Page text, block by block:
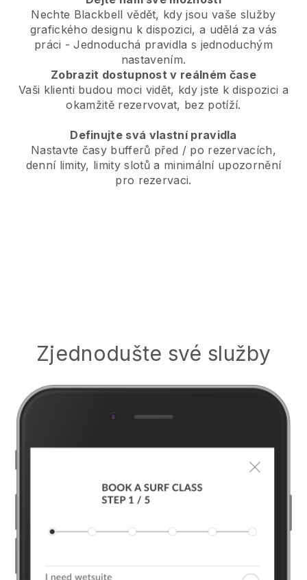
Nechte Blackbell vědět, kdy jsou vaše služby
grafického designu k dispozici, a udělá za vás
práci - Jednoduchá pravidla s jednoduchým
nastavením.
Zobrazit dostupnost v reálném čase
Vaši klienti budou moci vidět, kdy jste k dispozici a
okamžitě rezervovat, bez potíží.
Definujte svá vlastní pravidla
Nastavte časy bufferů před / po rezervacích,
denní limity, limity slotů a minimální upozornění
pro rezervaci.
Zjednodušte své služby